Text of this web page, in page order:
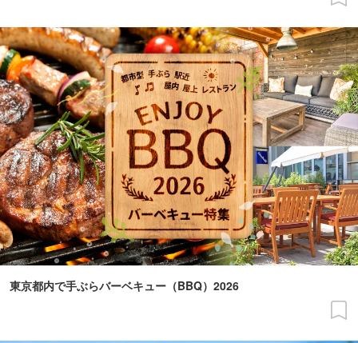
東京都内で手ぶらバーベキュー（BBQ）2026